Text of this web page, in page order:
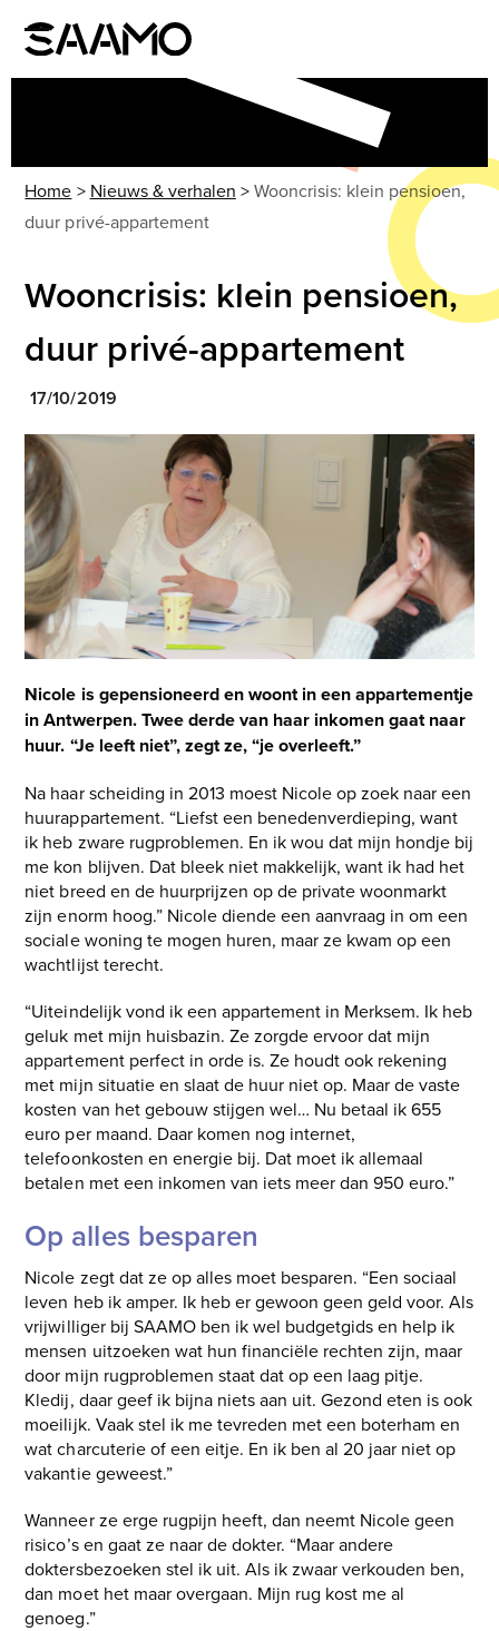
content
Open
mobile
Close
mobile
Home > Nieuws & verhalen >Wooncrisis: klein pensioen,
duur privé-appartement
Wooncrisis: klein pensioen,
duur privé-appartement
17/10/2019
Use
the
left
and
right
arrow
keys
to
access
the
carousel
navigation
buttons
Nicole is gepensioneerd en woont in een appartementje
in Antwerpen. Twee derde van haar inkomen gaat naar
huur. “Je leeft niet”, zegt ze, “je overleeft.”
Na haar scheiding in 2013 moest Nicole op zoek naar een
huurappartement. “Liefst een benedenverdieping, want
ik heb zware rugproblemen. En ik wou dat mijn hondje bij
me kon blijven. Dat bleek niet makkelijk, want ik had het
niet breed en de huurprijzen op de private woonmarkt
zijn enorm hoog.” Nicole diende een aanvraag in om een
sociale woning te mogen huren, maar ze kwam op een
wachtlijst terecht.
“Uiteindelijk vond ik een appartement in Merksem. Ik heb
geluk met mijn huisbazin. Ze zorgde ervoor dat mijn
appartement perfect in orde is. Ze houdt ook rekening
met mijn situatie en slaat de huur niet op. Maar de vaste
kosten van het gebouw stijgen wel… Nu betaal ik 655
euro per maand. Daar komen nog internet,
telefoonkosten en energie bij. Dat moet ik allemaal
betalen met een inkomen van iets meer dan 950 euro.”
Op alles besparen
Nicole zegt dat ze op alles moet besparen. “Een sociaal
leven heb ik amper. Ik heb er gewoon geen geld voor. Als
vrijwilliger bij SAAMO ben ik wel budgetgids en help ik
mensen uitzoeken wat hun financiële rechten zijn, maar
door mijn rugproblemen staat dat op een laag pitje.
Kledij, daar geef ik bijna niets aan uit. Gezond eten is ook
moeilijk. Vaak stel ik me tevreden met een boterham en
wat charcuterie of een eitje. En ik ben al 20 jaar niet op
vakantie geweest.”
Wanneer ze erge rugpijn heeft, dan neemt Nicole geen
risico’s en gaat ze naar de dokter. “Maar andere
doktersbezoeken stel ik uit. Als ik zwaar verkouden ben,
dan moet het maar overgaan. Mijn rug kost me al
genoeg.”